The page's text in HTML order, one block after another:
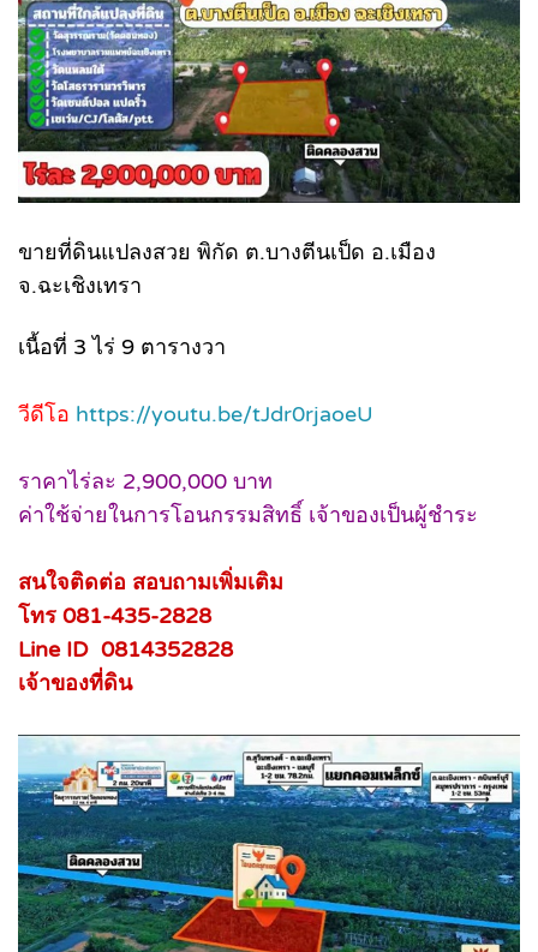
ขายที่ดินแปลงสวย พิกัด ต.บางตีนเป็ด อ.เมือง
จ.ฉะเชิงเทรา
เนื้อที่ 3 ไร่ 9 ตารางวา
วีดีโอ https://youtu.be/tJdr0rjaoeU
ราคาไร่ละ 2,900,000 บาท
ค่าใช้จ่ายในการโอนกรรมสิทธิ์ เจ้าของเป็นผู้ชำระ
สนใจติดต่อ สอบถามเพิ่มเติม
โทร 081-435-2828
Line ID 0814352828
เจ้าของที่ดิน